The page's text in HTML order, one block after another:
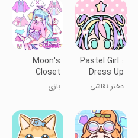
Pastel Girl :
Dress Up
Game
دختر نقاشی
Moon's
Closet
dress up
game
بازی
ماه